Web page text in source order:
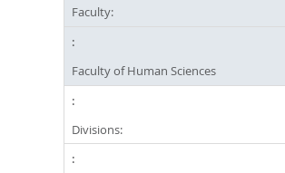
Faculty:
Faculty of Human Sciences
Divisions: